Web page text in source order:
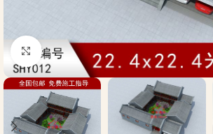
Click to enlarge